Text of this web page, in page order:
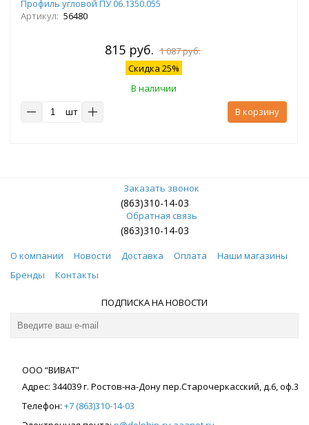
Профиль угловой ПУ 06.1350.055
Артикул: 56480
815 руб. 1 087 руб.
Скидка 25%
В наличии
шт
В корзину
Заказать звонок
(863)310-14-03
Обратная связь
(863)310-14-03
О компании Новости Доставка Оплата
Наши магазины
Бренды
Контакты
ПОДПИСКА НА НОВОСТИ
ООО “ВИВАТ”
Адрес: 344039г. Ростов-на-Донупер.Старочеркасский, д.6, оф.3
Телефон: +7 (863)310-14-03